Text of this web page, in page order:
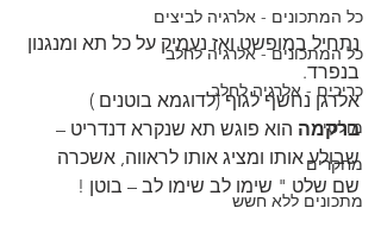
כל המתכונים - אלרגיה לביצים
כל המתכונים - אלרגיה לחלב
כריכים - אלרגיה לחלב
מולטי
מחקרים
מתכונים ללא חשש
נתחיל במופשט ואז נעמיק על כל תא ומנגנון
בנפרד.
אלרגן נחשף לגוף (לדוגמא בוטנים )
ברקמה הוא פוגש תא שנקרא דנדריט –
שבולע אותו ומציג אותו לראווה, אשכרה
שם שלט " שימו לב שימו לב – בוטן !